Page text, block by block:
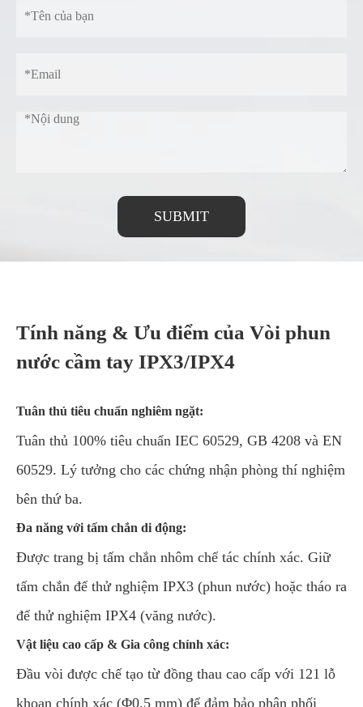
SUBMIT
Tính năng & Ưu điểm của Vòi phun
nước cầm tay IPX3/IPX4
Tuân thủ tiêu chuẩn nghiêm ngặt:
Tuân thủ 100% tiêu chuẩn IEC 60529, GB 4208 và EN
60529. Lý tưởng cho các chứng nhận phòng thí nghiệm
bên thứ ba.
Đa năng với tấm chắn di động:
Được trang bị tấm chắn nhôm chế tác chính xác. Giữ
tấm chắn để thử nghiệm IPX3 (phun nước) hoặc tháo ra
để thử nghiệm IPX4 (văng nước).
Vật liệu cao cấp & Gia công chính xác:
Đầu vòi được chế tạo từ đồng thau cao cấp với 121 lỗ
khoan chính xác (Φ0,5 mm) để đảm bảo phân phối